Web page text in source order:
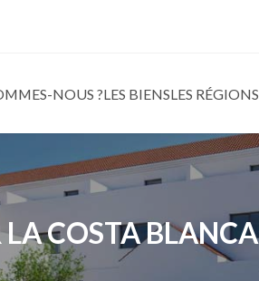
NOUS ?LES BIENSLES RÉGIONS
LA COSTA BLANCA